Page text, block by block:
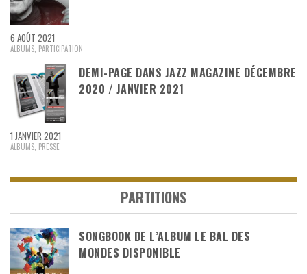
6 AOÛT 2021
ALBUMS PARTICIPATION
DEMI-PAGE DANS JAZZ MAGAZINE DÉCEMBRE
2020 / JANVIER 2021
1 JANVIER 2021
ALBUMS PRESSE
PARTITIONS
SONGBOOK DE L’ALBUM LE BAL DES
MONDES DISPONIBLE